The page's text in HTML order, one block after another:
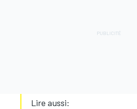
Lire aussi: